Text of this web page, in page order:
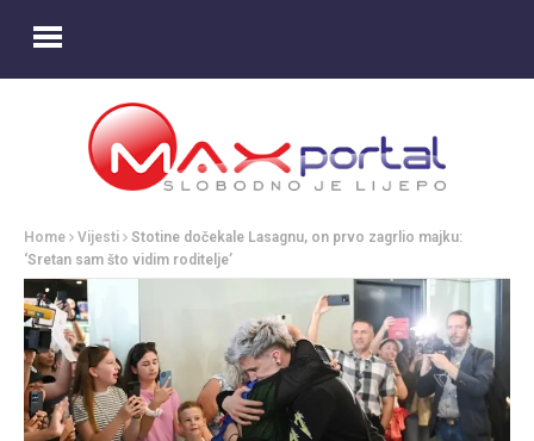
Home Vijesti
Stotine dočekale Lasagnu, on prvo zagrlio majku:
‘Sretan sam što vidim roditelje’